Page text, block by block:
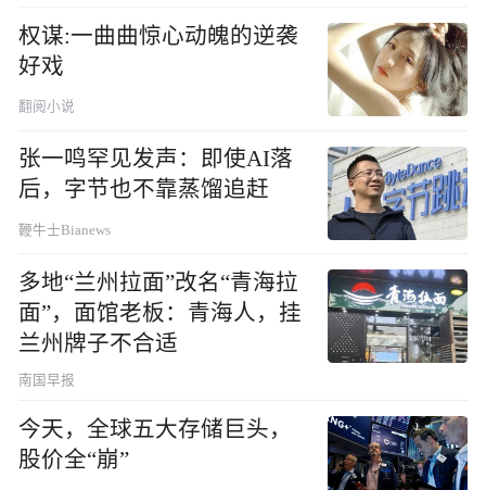
权谋:一曲曲惊心动魄的逆袭
好戏
翻阅小说
张一鸣罕见发声：即使AI落
后，字节也不靠蒸馏追赶
鞭牛士Bianews
多地“兰州拉面”改名“青海拉
面”，面馆老板：青海人，挂
兰州牌子不合适
南国早报
今天，全球五大存储巨头，
股价全“崩”